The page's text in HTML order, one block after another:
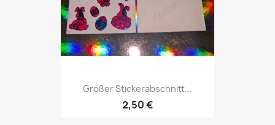
Großer Stickerabschnitt...
2,50 €